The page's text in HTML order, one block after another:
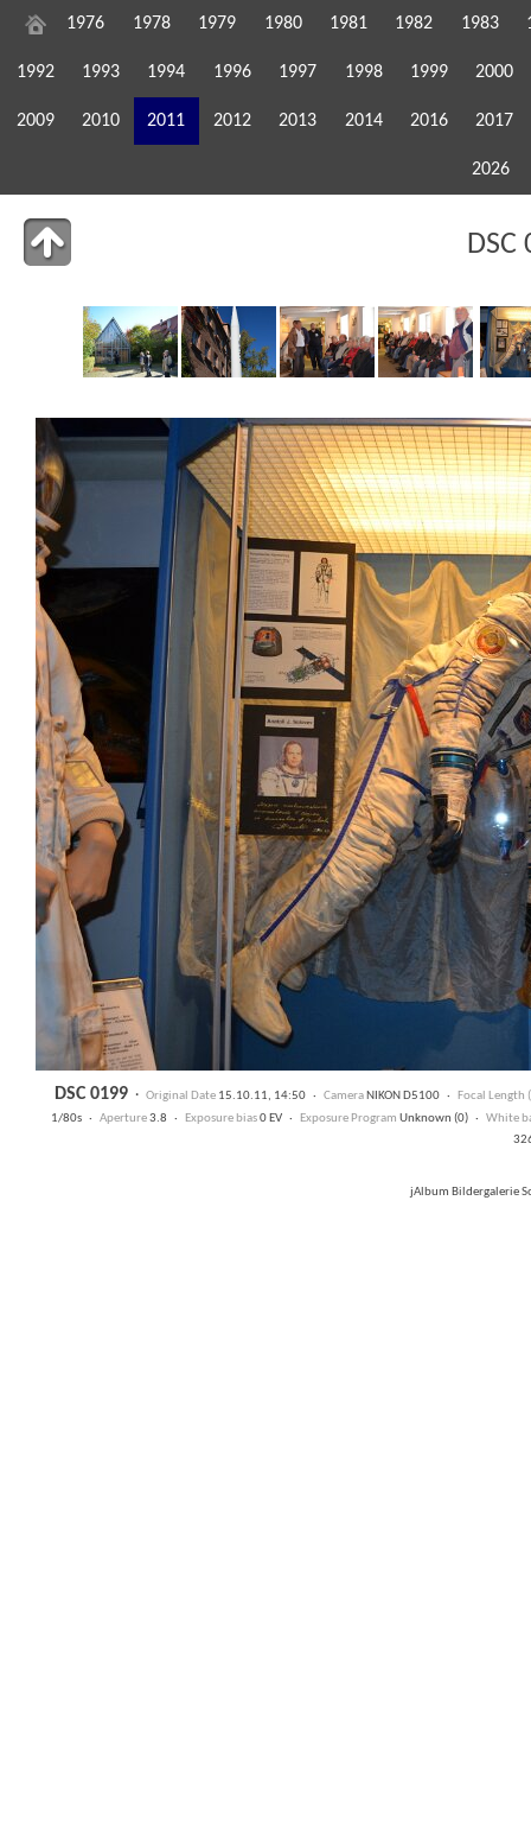
1976 1978 1979 1980 1981 1982 1983
1992 1993 1994 1996 1997 1998 1999 2000
2009 2010 2011 2012 2013 2014 2016 2017
2026
DSC
DSC 0199 · Original Date 15.10.11, 14:50 · CameraNIKON D5100 · Focal Length
1/80s · Aperture3.8 · Exposure bias0 EV · Exposure Program Unknown (0) · White
jAlbum Bildergalerie